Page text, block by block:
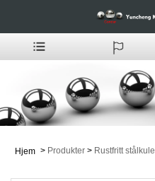
Hjem > Produkter > Rustfritt stålkule